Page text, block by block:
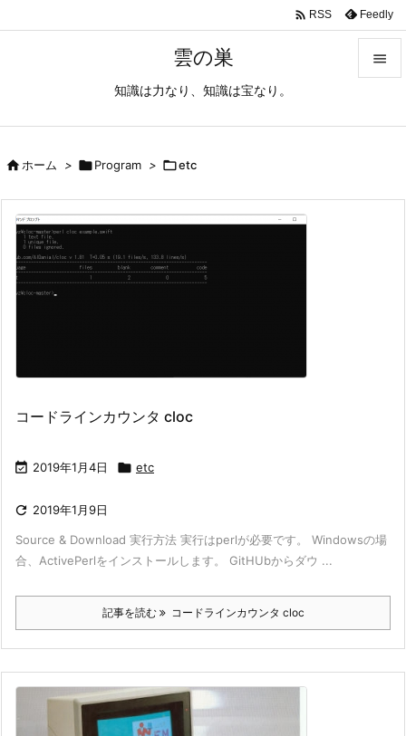
雲の巣
知識は力なり、知識は宝なり。

 RSS Feedly
ホーム > Program > etc
コードラインカウンタ cloc
 2019年1月4日  etc
 2019年1月9日
Source & Download 実行方法 実行はperlが必要です。 Windowsの場
合、ActivePerlをインストールします。 GitHUbからダウ ...
記事を読む コードラインカウンタ cloc